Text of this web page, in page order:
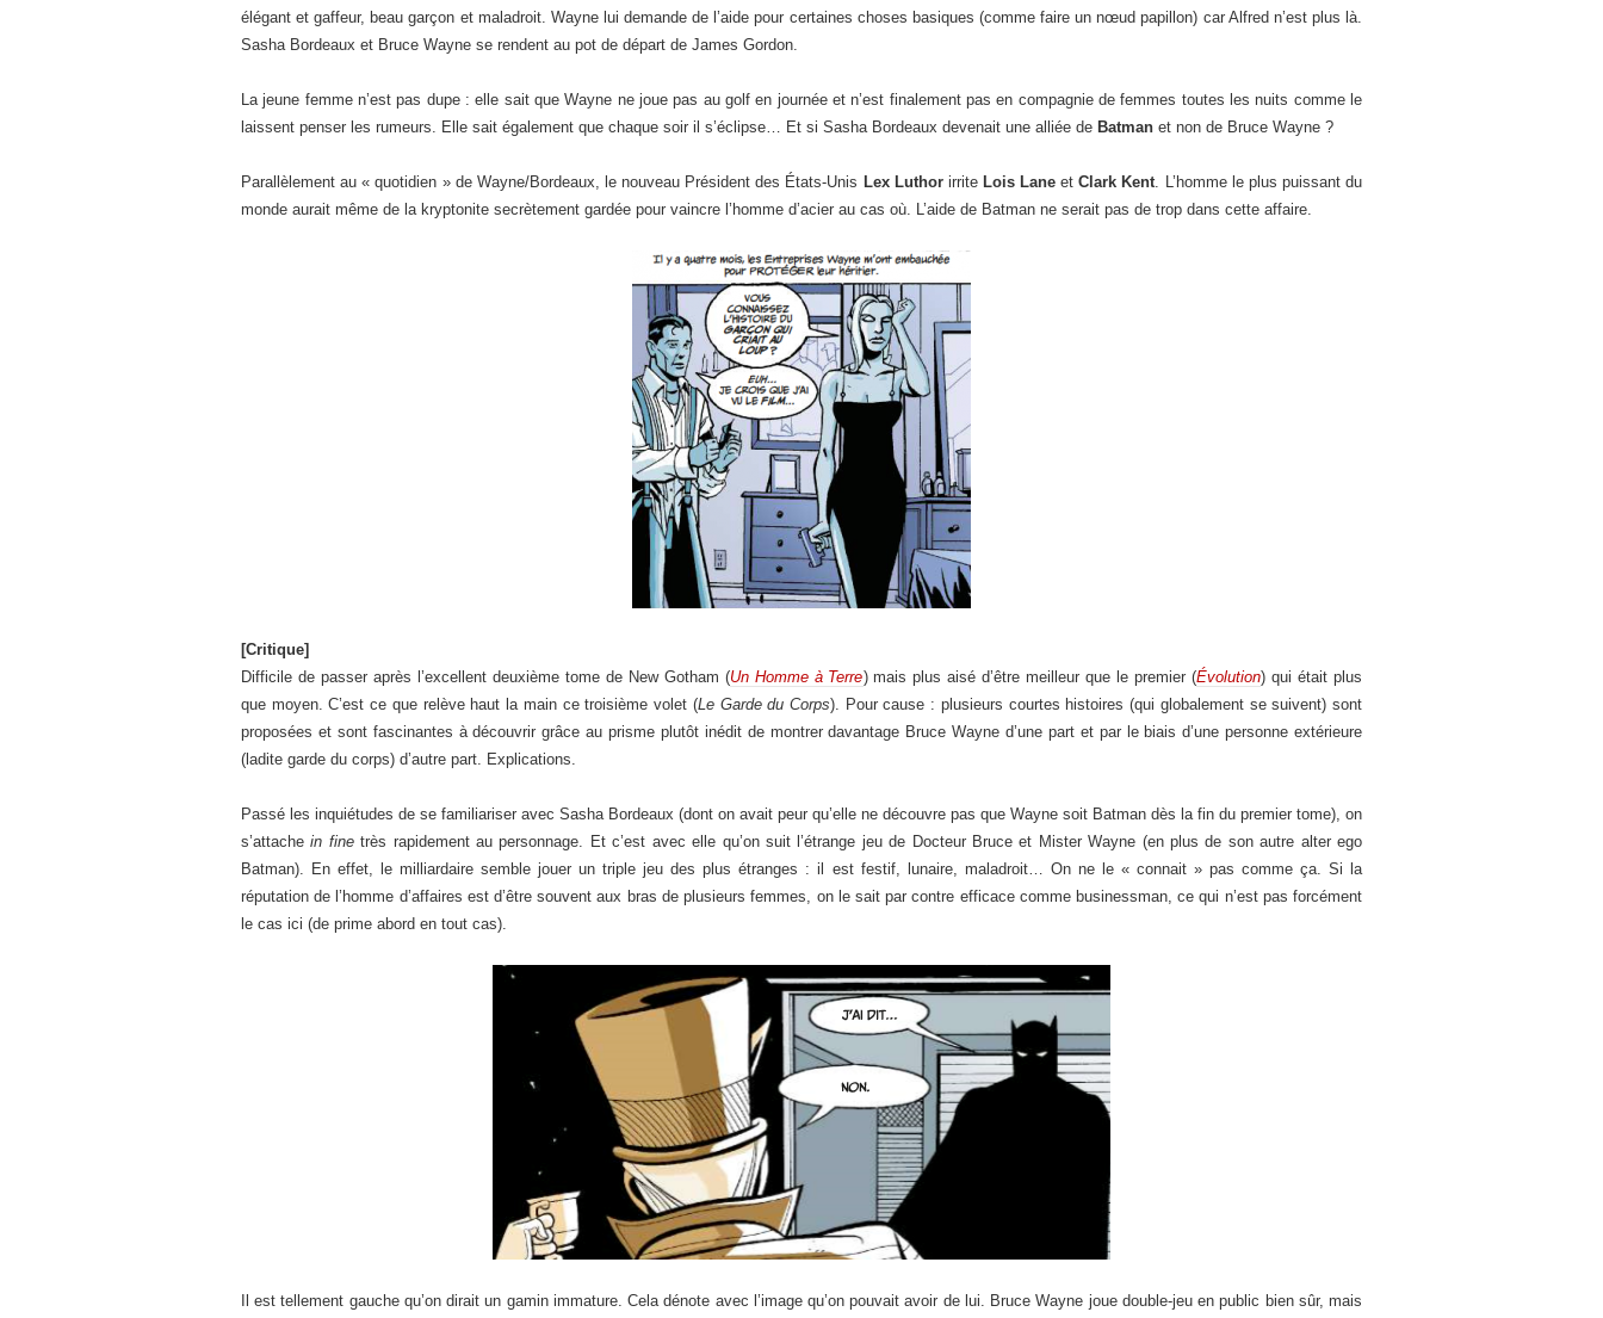
élégant et gaffeur, beau garçon et maladroit. Wayne lui demande de l’aide pour certaines choses basiques (comme faire un nœud papillon) car Alfred n’est plus là.
Sasha Bordeaux et Bruce Wayne se rendent au pot de départ de James Gordon.
La jeune femme n’est pas dupe : elle sait que Wayne ne joue pas au golf en journée et n’est finalement pas en compagnie de femmes toutes les nuits comme le
laissent penser les rumeurs. Elle sait également que chaque soir il s’éclipse… Et si Sasha Bordeaux devenait une alliée de Batman et non de Bruce Wayne ?
Parallèlement au « quotidien » de Wayne/Bordeaux, le nouveau Président des États-Unis Lex Luthorirrite Lois Lane etClark Kent. L’homme le plus puissant du
monde aurait même de la kryptonite secrètement gardée pour vaincre l’homme d’acier au cas où. L’aide de Batman ne serait pas de trop dans cette affaire.
[Critique]
Difficile de passer après l’excellent deuxième tome de New Gotham (Un Homme à Terre) mais plus aisé d’être meilleur que le premier (Évolution) qui était plus
que moyen. C’est ce que relève haut la main ce troisième volet (Le Garde du Corps). Pour cause : plusieurs courtes histoires (qui globalement se suivent) sont
proposées et sont fascinantes à découvrir grâce au prisme plutôt inédit de montrer davantage Bruce Wayne d’une part et par le biais d’une personne extérieure
(ladite garde du corps) d’autre part. Explications.
Passé les inquiétudes de se familiariser avec Sasha Bordeaux (dont on avait peur qu’elle ne découvre pas que Wayne soit Batman dès la fin du premier tome), on
s’attachein finetrès rapidement au personnage. Et c’est avec elle qu’on suit l’étrange jeu de Docteur Bruce et Mister Wayne (en plus de son autre alter ego
Batman). En effet, le milliardaire semble jouer un triple jeu des plus étranges : il est festif, lunaire, maladroit… On ne le « connait » pas comme ça. Si la
réputation de l’homme d’affaires est d’être souvent aux bras de plusieurs femmes, on le sait par contre efficace comme businessman, ce qui n’est pas forcément
le cas ici (de prime abord en tout cas).
Il est tellement gauche qu’on dirait un gamin immature. Cela dénote avec l’image qu’on pouvait avoir de lui. Bruce Wayne joue double-jeu en public bien sûr, mais